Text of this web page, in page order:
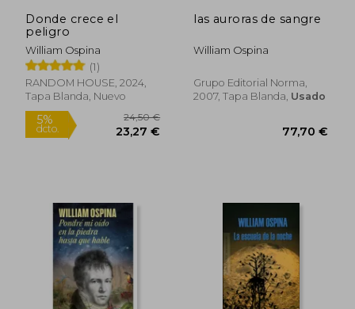
5%
dcto.
Donde crece el
peligro
William Ospina
(1)
RANDOM HOUSE, 2024,
Tapa Blanda, Nuevo
las auroras de sangre
William Ospina
Grupo Editorial Norma,
2007, Tapa Blanda, Usado